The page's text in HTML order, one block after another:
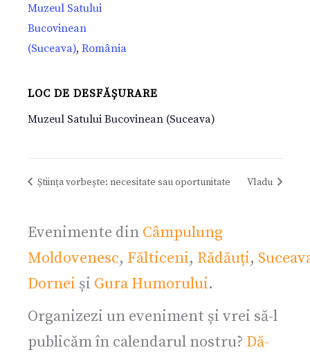
Muzeul Satului
Bucovinean
(Suceava), România
LOC DE DESFĂȘURARE
Muzeul Satului Bucovinean (Suceava)
Știința vorbește: necesitate sau oportunitate Vladu
Evenimente din Câmpulung
Moldovenesc, Fălticeni, Rădăuți,
Dornei și Gura Humorului.
Organizezi un eveniment și vrei să-l
publicăm în calendarul nostru? Dă-